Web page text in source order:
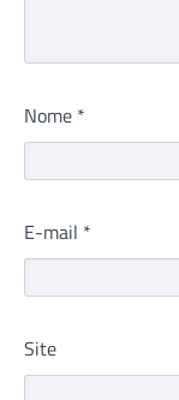
Nome *
E-mail *
Site